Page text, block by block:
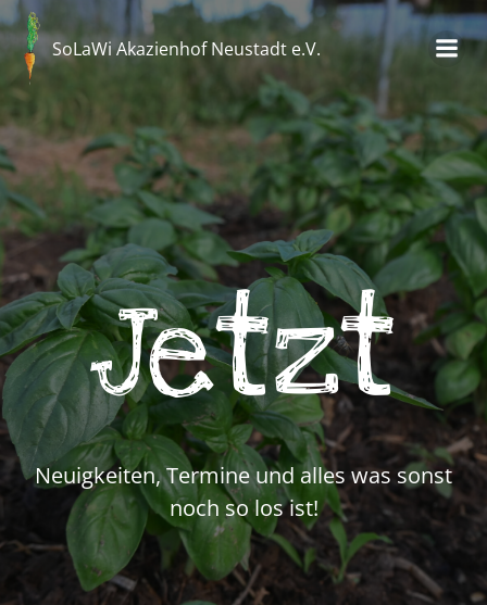
Zum
Inhalt
SoLaWi Akazienhof Neustadt e.V.
Jetzt
Neuigkeiten, Termine und alles was sonst
noch so los ist!